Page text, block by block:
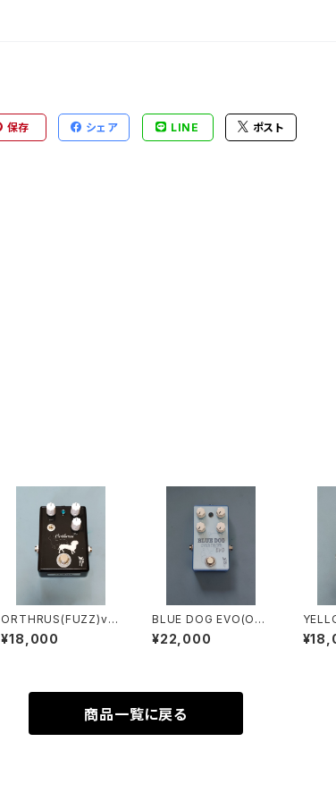
保存 シェア LINE ポスト
ORTHRUS(FUZZ)ve
r.2
¥18,000
BLUE DOG EVO(OVE
RDRIVE)
¥22,000
商品一覧に戻る